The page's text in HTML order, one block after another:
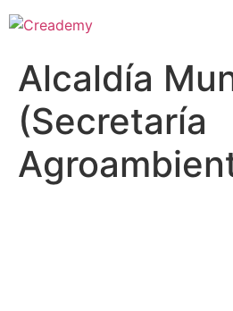
Alcaldía
(Secretaría